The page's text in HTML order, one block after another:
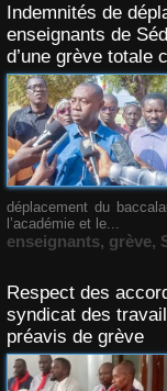
Indemnités de
enseignants de
d’une grève totale
déplacement du
l’académie et le...
enseignants, grève,
Respect des
syndicat des
préavis de grève